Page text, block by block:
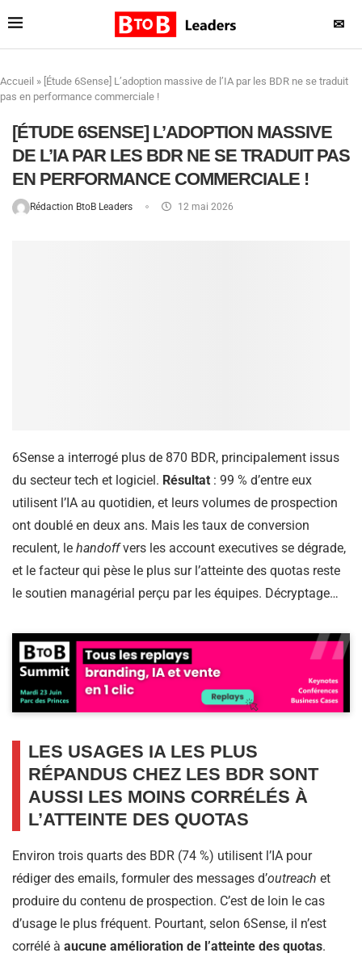
✉
Accueil » [Étude 6Sense] L’adoption massive de l’IA par les BDR ne se traduit
pas en performance commerciale !
[ÉTUDE 6SENSE] L’ADOPTION MASSIVE
DE L’IA PAR LES BDR NE SE TRADUIT PAS
EN PERFORMANCE COMMERCIALE !
Rédaction BtoB Leaders 12 mai 2026
6Sense a interrogé plus de 870 BDR, principalement issus
du secteur tech et logiciel. Résultat : 99 % d’entre eux
utilisent l’IA au quotidien, et leurs volumes de prospection
ont doublé en deux ans. Mais les taux de conversion
reculent, le handoffvers les account executives se dégrade,
et le facteur qui pèse le plus sur l’atteinte des quotas reste
le soutien managérial perçu par les équipes. Décryptage…
LES USAGES IA LES PLUS
RÉPANDUS CHEZ LES BDR SONT
AUSSI LES MOINS CORRÉLÉS À
L’ATTEINTE DES QUOTAS
Environ trois quarts des BDR (74 %) utilisent l’IA pour
rédiger des emails, formuler des messages d’outreach et
produire du contenu de prospection. C’est de loin le cas
d’usage le plus fréquent. Pourtant, selon 6Sense, il n’est
corrélé à aucune amélioration de l’atteinte des quotas.